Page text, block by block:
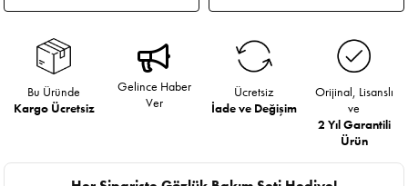
Bu Üründe
Kargo Ücretsiz
Gelince Haber
Ver
Ücretsiz
İade ve Değişim
Orijinal, Lisanslı
ve
2 Yıl Garantili
Ürün